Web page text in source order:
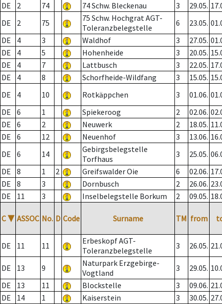
DE
2 74 74 Schw. Bleckenau 3 29.05.
DE
2 75
75 Schw. Hochgrat AGT-
Toleranzbelegstelle
6 23.05.
DE
4 3 Waldhof 3 27.05.
DE
4 5 Hohenheide 3 20.05.
DE
4 7 Lattbusch 3 22.05.
DE
4 8 Schorfheide-Wildfang 3 15.05.
DE
4 10 Rotkäppchen 3 01.06.
DE
6 1 Spiekeroog 2 02.06.
DE
6 2 Neuwerk 2 18.05.
DE
6 12 Neuenhof 3 13.06.
DE
6 14
Gebirgsbelegstelle
Torfhaus
3 25.05.
DE
8 1 2 Greifswalder Oie 6 02.06.
DE
8 3 Dornbusch 2 26.06.
DE
11 3 Inselbelegstelle Borkum 2 09.05.
C ▼ ASSOC No. D Code Surname TM from
DE 11 11
Erbeskopf AGT-
Toleranzbelegstelle
3 26.05.
DE 13 9
Naturpark Erzgebirge-
Vogtland
3 29.05.
DE
13 11 Blockstelle 3 09.06.
DE
14 1 Kaiserstein 3 30.05.